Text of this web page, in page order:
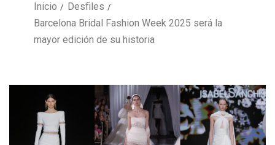
Inicio
Desfiles
Barcelona Bridal Fashion Week 2025 será la
mayor edición de su historia